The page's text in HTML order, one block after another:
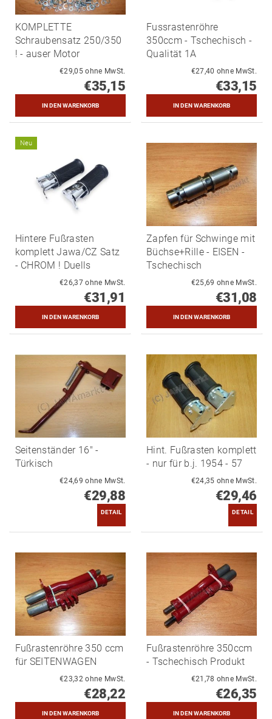
KOMPLETTE
Schraubensatz 250/350
! - auser Motor
€29,05 ohne MwSt.
€35,15
Fussrastenröhre
350ccm - Tschechisch -
Qualität 1A
€27,40 ohne MwSt.
€33,15
Neu
Hintere Fußrasten
komplett Jawa/CZ Satz
- CHROM ! Duells
€26,37 ohne MwSt.
€31,91
Zapfen für Schwinge mit
Büchse+Rille - EISEN -
Tschechisch
€25,69 ohne MwSt.
€31,08
Seitenständer 16" -
Türkisch
€24,69 ohne MwSt.
€29,88
DETAIL
Hint. Fußrasten komplett
- nur für b.j. 1954 - 57
€24,35 ohne MwSt.
€29,46
DETAIL
Fußrastenröhre 350 ccm
für SEITENWAGEN
€23,32 ohne MwSt.
€28,22
Fußrastenröhre 350ccm
- Tschechisch Produkt
€21,78 ohne MwSt.
€26,35